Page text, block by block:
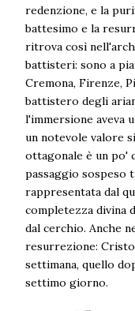
redenzione, e la
battesimo e la
ritrova così
battisteri: sono a
Cremona, Firenze,
battistero degli
l'immersione aveva
un notevole valore
ottagonale è un po'
passaggio sospeso
rappresentata dal
completezza divina
dal cerchio. Anche
resurrezione:
settimana, quello
settimo giorno.